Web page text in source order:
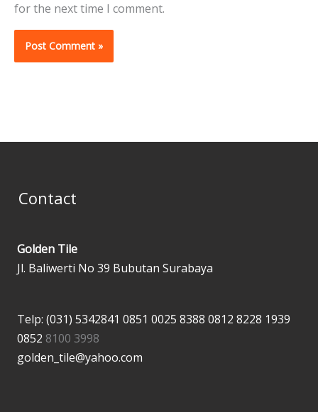
for the next time I comment.
Contact
Golden Tile
Jl. Baliwerti No 39 Bubutan Surabaya
Telp: (031) 5342841 0851 0025 8388 0812 8228 1939
0852 8100 3998
golden_tile@yahoo.com